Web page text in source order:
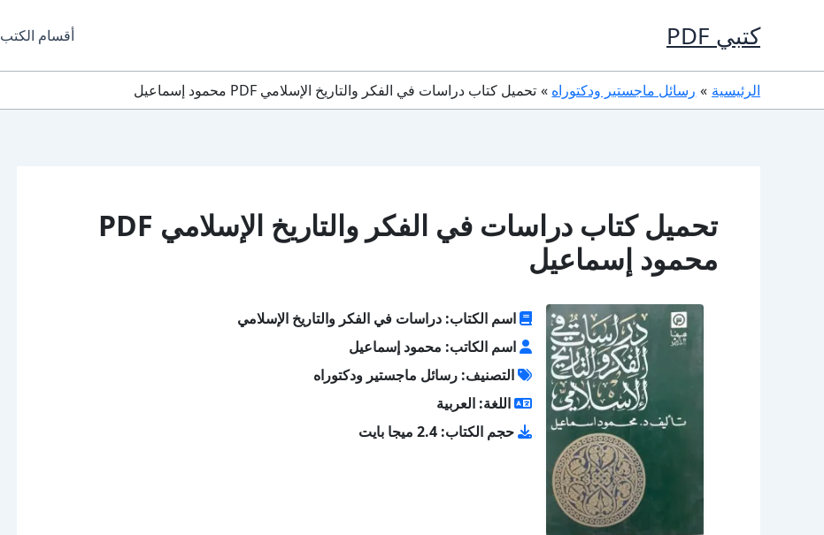
كتبي PDF أقسام الكتب
الرئيسية رسائل ماجستير ودكتوراه تحميل كتاب دراسات في الفكر والتاريخ الإسلامي PDF محمود إسماعيل
تحميل كتاب دراسات في الفكر والتاريخ الإسلامي PDF
محمود إسماعيل
اسم الكتاب: دراسات في الفكر والتاريخ الإسلامي
اسم الكاتب: محمود إسماعيل
التصنيف: رسائل ماجستير ودكتوراه
اللغة: العربية
حجم الكتاب: 2.4 ميجا بايت